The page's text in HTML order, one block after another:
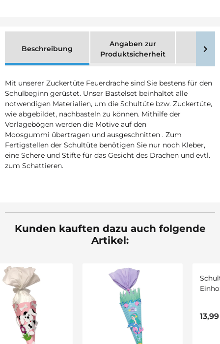
Beschreibung
Angaben zur
Produktsicherheit
Mit unserer Zuckertüte Feuerdrache sind Sie bestens für den
Schulbeginn gerüstet. Unser Bastelset beinhaltet alle
notwendigen Materialien, um die Schultüte bzw. Zuckertüte,
wie abgebildet, nachbasteln zu können. Mithilfe der
Vorlagebögen werden die Motive auf den
Moosgummi übertragen und ausgeschnitten . Zum
Fertigstellen der Schultüte benötigen Sie nur noch Kleber,
eine Schere und Stifte für das Gesicht des Drachen und evtl.
zum Schattieren.
Kunden kauften dazu auch folgende
Artikel: